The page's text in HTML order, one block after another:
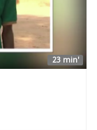
23 min'